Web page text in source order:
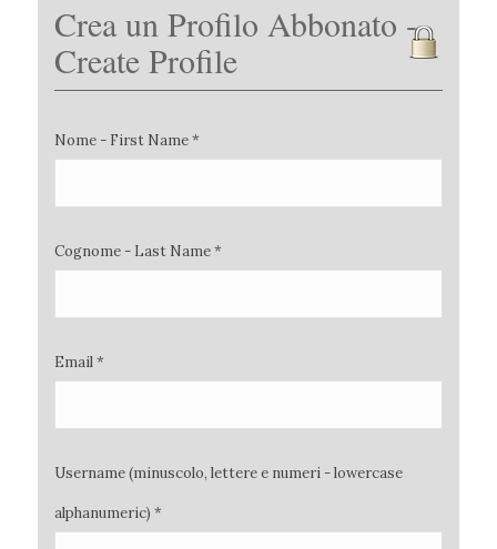
Crea un Profilo Abbonato -
Create Profile
Nome - First Name *
Cognome - Last Name *
Email *
Username (minuscolo, lettere e numeri - lowercase
alphanumeric) *